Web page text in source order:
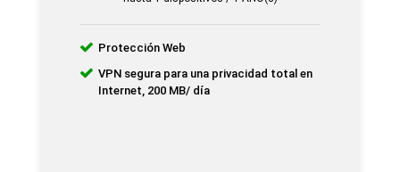
Protección Web
VPN segura para una privacidad total en
Internet, 200 MB/ día